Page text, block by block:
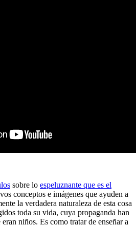
sobre lo espeluznante que es el
conceptos e imágenes que ayuden a
la verdadera naturaleza de esta cosa
toda su vida, cuya propaganda han
niños. Es como tratar de enseñar a